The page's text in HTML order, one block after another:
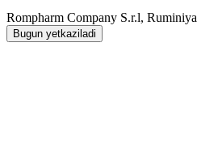
Rompharm Company S.r.l, Ruminiya
Bugun yetkaziladi